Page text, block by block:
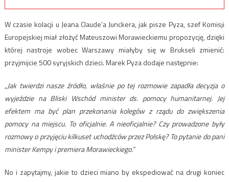
W czasie kolacji u Jeana Claude’a Junckera, jak pisze Pyza, szef Komisji
Europejskiej miał złożyć Mateuszowi Morawieckiemu propozycję, dzięki
której nastroje wobec Warszawy miałyby się w Brukseli zmienić:
przyjmijcie 500 syryjskich dzieci. Marek Pyza dodaje następnie:
„Jak twierdzi nasze źródło, właśnie po tej rozmowie zapadła decyzja o
wyjeździe na Bliski Wschód minister ds. pomocy humanitarnej. Jej
efektem ma być plan przekonania kolegów z rządu do zwiększenia
pomocy na miejscu. To oficjalnie. A nieoficjalnie? Czy prowadzone były
rozmowy o przyjęciu kilkuset uchodźców przez Polskę? To pytanie do pani
minister Kempy i premiera Morawieckiego.”
No i zapytajmy, jakie to dzieci miano by ekspediować na drugi koniec